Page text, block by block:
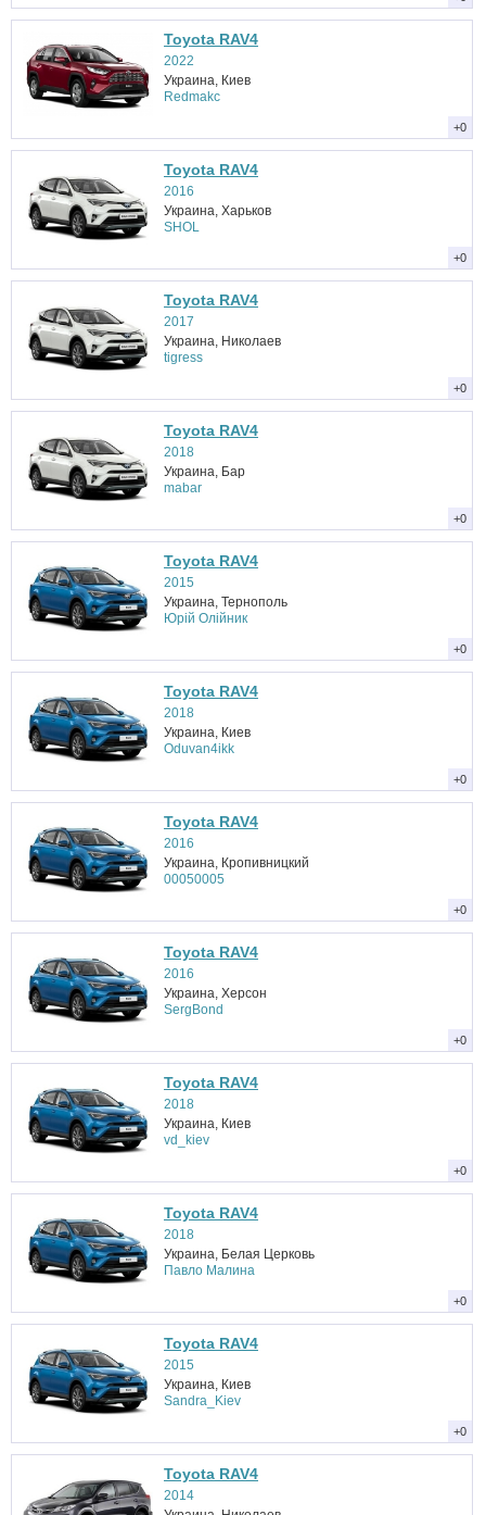
+0
Toyota RAV4
2022
Украина, Киев
Redmakc
+0
Toyota RAV4
2016
Украина, Харьков
SHOL
+0
Toyota RAV4
2017
Украина, Николаев
tigress
+0
Toyota RAV4
2018
Украина, Бар
mabar
+0
Toyota RAV4
2015
Украина, Тернополь
Юрій Олійник
+0
Toyota RAV4
2018
Украина, Киев
Oduvan4ikk
+0
Toyota RAV4
2016
Украина, Кропивницкий
00050005
+0
Toyota RAV4
2016
Украина, Херсон
SergBond
+0
Toyota RAV4
2018
Украина, Киев
vd_kiev
+0
Toyota RAV4
2018
Украина, Белая Церковь
Павло Малина
+0
Toyota RAV4
2015
Украина, Киев
Sandra_Kiev
Toyota RAV4
2014